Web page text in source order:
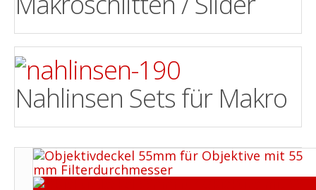
Nahlinsen Sets für Makro